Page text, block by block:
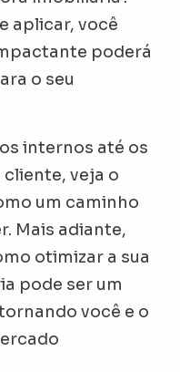
aplicar, você
poderá
o seu
internos até os
veja o
um caminho
Mais adiante,
otimizar a sua
pode ser um
você e o